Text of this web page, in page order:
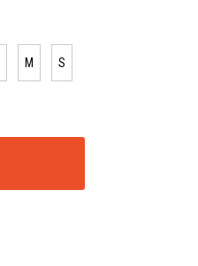
M S